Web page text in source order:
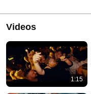
Videos
1:15